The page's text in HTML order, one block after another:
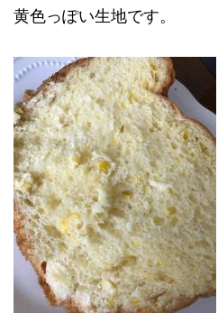
黄色っぽい生地です。